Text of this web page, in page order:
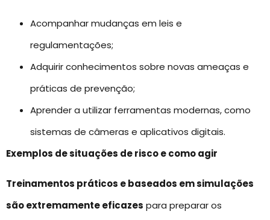
Acompanhar mudanças em leis e
regulamentações;
Adquirir conhecimentos sobre novas ameaças e
práticas de prevenção;
Aprender a utilizar ferramentas modernas, como
sistemas de câmeras e aplicativos digitais.
Exemplos de situações de risco e como agir
Treinamentos práticos e baseados em simulações
são extremamente eficazes para preparar os